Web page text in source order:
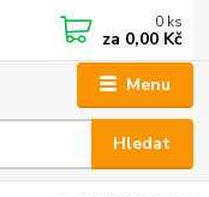
Menu
Hledat
0 ks
za 0,00 Kč